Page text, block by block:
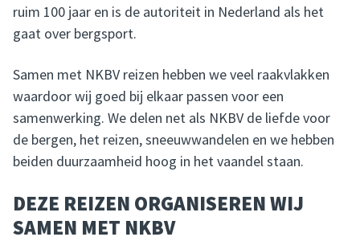
ruim 100 jaar en is de autoriteit in Nederland als het
gaat over bergsport.
Samen met NKBV reizen hebben we veel raakvlakken
waardoor wij goed bij elkaar passen voor een
samenwerking. We delen net als NKBV de liefde voor
de bergen, het reizen, sneeuwwandelen en we hebben
beiden duurzaamheid hoog in het vaandel staan.
DEZE REIZEN ORGANISEREN WIJ
SAMEN MET NKBV